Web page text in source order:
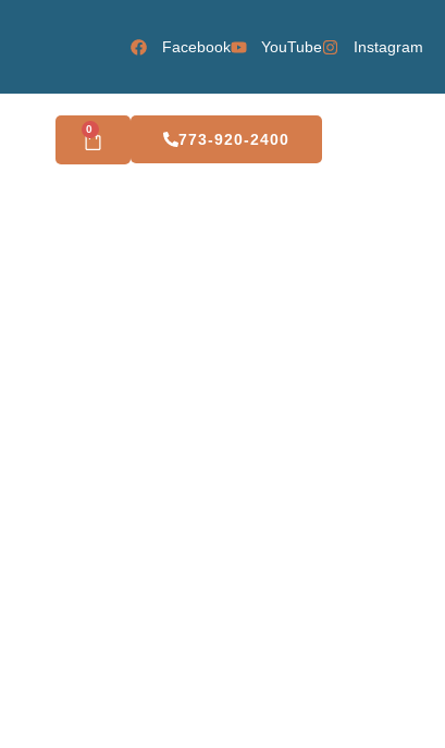
Facebook YouTube Instagram
0
773-920-2400